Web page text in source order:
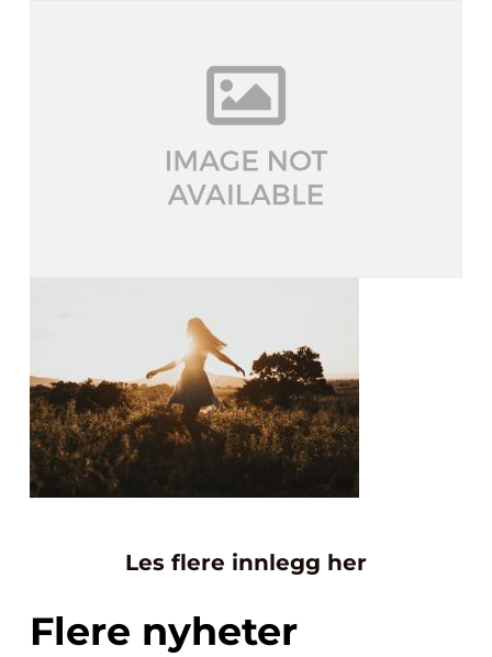
Les flere innlegg her
Flere nyheter